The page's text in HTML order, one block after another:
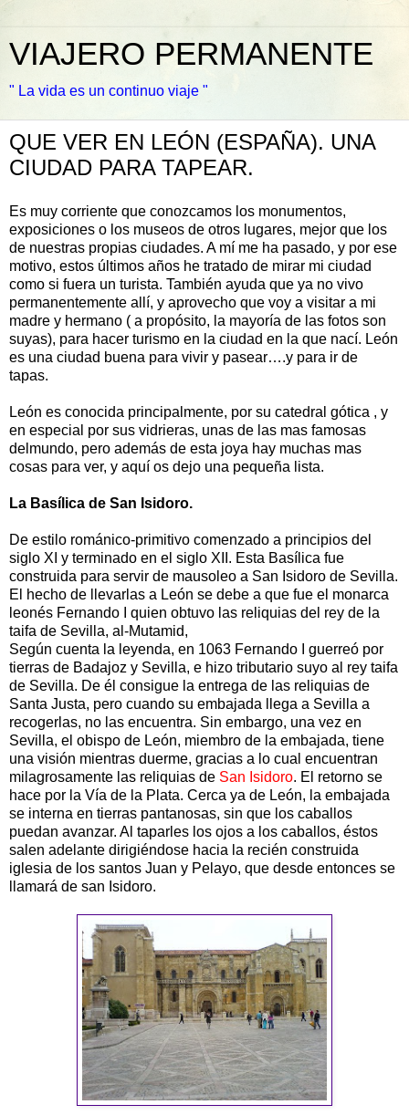
VIAJERO PERMANENTE
" La vida es un continuo viaje "
QUE VER EN LEÓN (ESPAÑA). UNA
CIUDAD PARA TAPEAR.
Es muy corriente que conozcamos los monumentos,
exposiciones o los museos de otros lugares, mejor que los
de nuestras propias ciudades. A mí me ha pasado, y por ese
motivo, estos últimos años he tratado de mirar mi ciudad
como si fuera un turista. También ayuda que ya no vivo
permanentemente allí, y aprovecho que voy a visitar a mi
madre y hermano ( a propósito, la mayoría de las fotos son
suyas), para hacer turismo en la ciudad en la que nací. León
es una ciudad buena para vivir y pasear….y para ir de
tapas.
León es conocida principalmente, por su catedral gótica , y
en especial por sus vidrieras, unas de las mas famosas
delmundo, pero además de esta joya hay muchas mas
cosas para ver, y aquí os dejo una pequeña lista.
La Basílica de San Isidoro.
De estilo románico-primitivo comenzado a principios del
siglo XI y terminado en el siglo XII. Esta Basílica fue
construida para servir de mausoleo a San Isidoro de Sevilla.
El hecho de llevarlas a León se debe a que fue el monarca
leonés Fernando I quien obtuvo las reliquias del rey de la
taifa de Sevilla, al-Mutamid,
Según cuenta la leyenda, en 1063 Fernando I guerreó por
tierras de Badajoz y Sevilla, e hizo tributario suyo al rey taifa
de Sevilla. De él consigue la entrega de las reliquias de
Santa Justa, pero cuando su embajada llega a Sevilla a
recogerlas, no las encuentra. Sin embargo, una vez en
Sevilla, el obispo de León, miembro de la embajada, tiene
una visión mientras duerme, gracias a lo cual encuentran
milagrosamente las reliquias de San Isidoro. El retorno se
hace por la Vía de la Plata. Cerca ya de León, la embajada
se interna en tierras pantanosas, sin que los caballos
puedan avanzar. Al taparles los ojos a los caballos, éstos
salen adelante dirigiéndose hacia la recién construida
iglesia de los santos Juan y Pelayo, que desde entonces se
llamará de san Isidoro.